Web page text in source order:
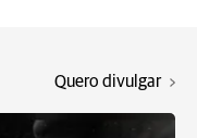
Quero divulgar